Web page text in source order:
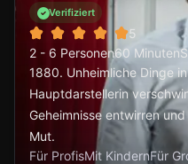
Verifiziert
5
2 - 6 Personen60 Minuten
1880. Unheimliche Dinge
Hauptdarstellerin
Geheimnisse entwirren
Mut.
Für ProfisMit KindernFür